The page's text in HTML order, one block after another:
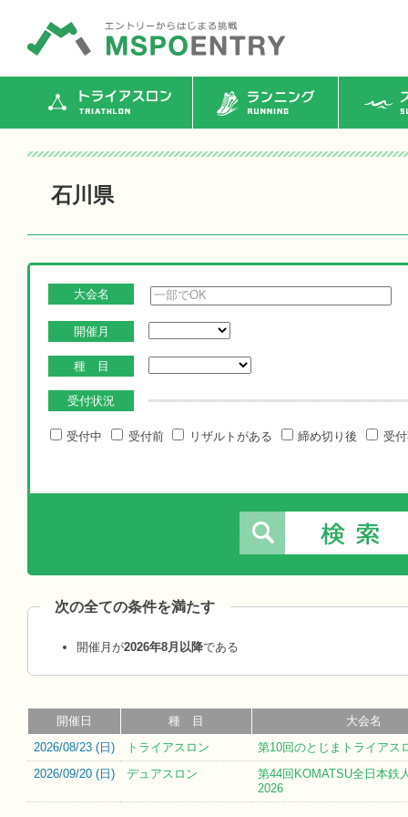
トライアスロン ランニング ス
石川県
大会名
開催月
種 目
受付状況
受付中 受付前 リザルトがある 締め切り後 受
次の全ての条件を満たす
開催月が2026年8月以降である
開催日 種 目
大会名
2026/08/23 (日 ) トライアスロン
第10回のとじまトライアス
2026/09/20 (日 ) デュアスロン
第44回KOMATSU全日本鉄
2026